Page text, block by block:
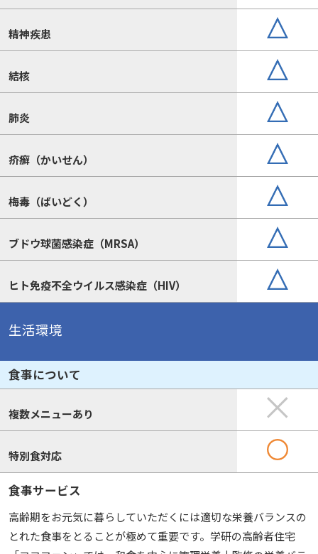
精神疾患
結核
肺炎
疥癬（かいせん）
梅毒（ばいどく）
ブドウ球菌感染症（MRSA）
ヒト免疫不全ウイルス感染症（HIV）
生活環境
食事について
複数メニューあり
特別食対応
食事サービス
高齢期をお元気に暮らしていただくには適切な栄養バランスの
とれた食事をとることが極めて重要です。学研の高齢者住宅